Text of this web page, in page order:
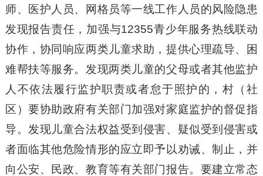
师、医护人员、网格员等一线工作人员的风险隐患
发现报告责任，加强与12355青少年服务热线联动
协作，协同响应两类儿童求助，提供心理疏导、困
难帮扶等服务。发现两类儿童的父母或者其他监护
人不依法履行监护职责或者怠于照护的，村（社
区）要协助政府有关部门加强对家庭监护的督促指
导。发现儿童合法权益受到侵害、疑似受到侵害或
者面临其他危险情形的应立即予以劝诫、制止，并
向公安、民政、教育等有关部门报告。要建立常态